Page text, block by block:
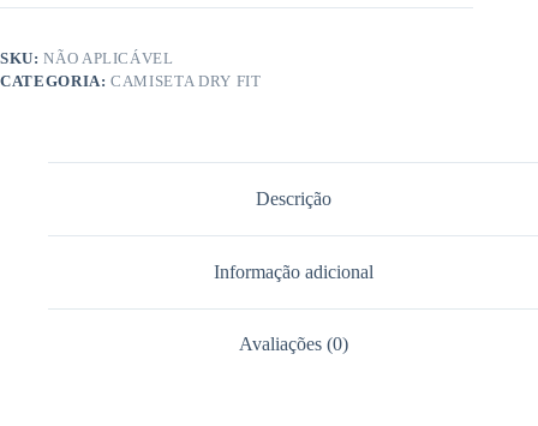
SKU:NÃO APLICÁVEL
CATEGORIA:CAMISETA DRY FIT
Descrição
Informação adicional
Avaliações (0)